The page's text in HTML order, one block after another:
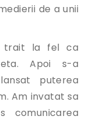
de a unii
trait la fel ca
Apoi s-a
puterea
Am invatat sa
comunicarea